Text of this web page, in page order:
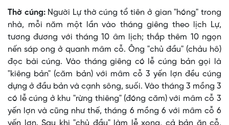
Thờ cúng:Người Lự thờ cúng tổ tiên ở gian "hóng" trong
nhà, mỗi năm một lần vào tháng giêng theo lịch Lự,
tương đương với tháng 10 âm lịch; thắp thêm 10 ngọn
nến sáp ong ở quanh mâm cỗ. Ông "chủ đầu" (chảu hô)
đọc bài cúng. Vào tháng giêng có lễ cúng bản gọi là
"kiêng bản" (căm bản) với mâm cỗ 3 yến lợn đều cúng
dựng ở đầu bản và cạnh sông, suối. Vào tháng 3 mồng 3
có lễ cúng ở khu "rừng thiêng" (đóng căm) với mâm cỗ 3
yến lợn và cũng như thế, tháng 6 mồng 6 với mâm cỗ 6